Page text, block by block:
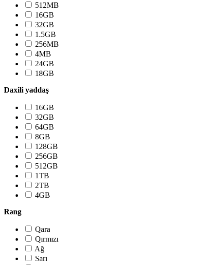
512MB
16GB
32GB
1.5GB
256MB
4MB
24GB
18GB
Daxili yaddaş
16GB
32GB
64GB
8GB
128GB
256GB
512GB
1TB
2TB
4GB
Rəng
Qara
Qırmızı
Ağ
Sarı